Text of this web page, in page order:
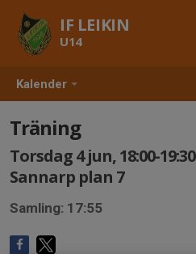
Kalender
IF LEIKIN
U14
Träning
Torsdag 4 jun, 18:00-19:30
Sannarp plan 7
Samling: 17:55